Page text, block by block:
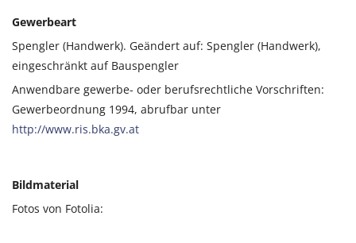
Gewerbeart
Spengler (Handwerk). Geändert auf: Spengler (Handwerk),
eingeschränkt auf Bauspengler
Anwendbare gewerbe- oder berufsrechtliche Vorschriften:
Gewerbeordnung 1994, abrufbar unter
http://www.ris.bka.gv.at
Bildmaterial
Fotos von Fotolia: